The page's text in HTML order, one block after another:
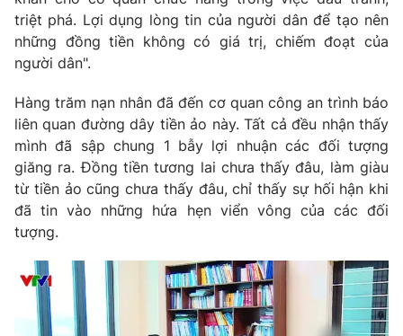
thuận bằng văn bản. Ghi rõ nguồn VTV.vn khi phát hành lại
thông tin từ website này.
triệt phá. Lợi dụng lòng tin của người dân để tạo nên
những đồng tiền không có giá trị, chiếm đoạt của
người dân".
Hàng trăm nạn nhân đã đến cơ quan công an trình báo
liên quan đường dây tiền ảo này. Tất cả đều nhận thấy
mình đã sập chung 1 bẫy lợi nhuận các đối tượng
giăng ra. Đồng tiền tương lai chưa thấy đâu, làm giàu
từ tiền ảo cũng chưa thấy đâu, chỉ thấy sự hối hận khi
đã tin vào những hứa hẹn viển vông của các đối
tượng.